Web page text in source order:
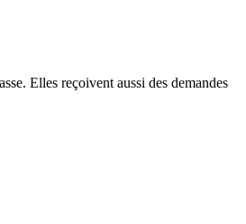
Elles reçoivent aussi des demandes